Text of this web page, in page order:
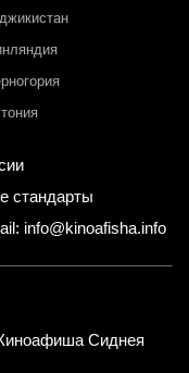
стандарты
info@kinoafisha.info
Сиднея